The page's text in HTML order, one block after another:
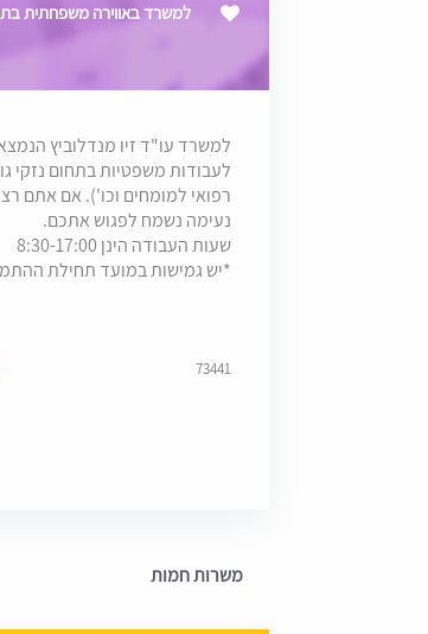
למשרד באווירה משפחתית
למשרד עו"ד זיו מנדלוביץ
לעבודות משפטיות בתחום נזקי
רפואי למומחים וכו'). אם אתם
נעימה נשמח לפגוש אתכם.
שעות העבודה הינן 8:30-17:00
*יש גמישות במועד תחילת
73441
משרות חמות